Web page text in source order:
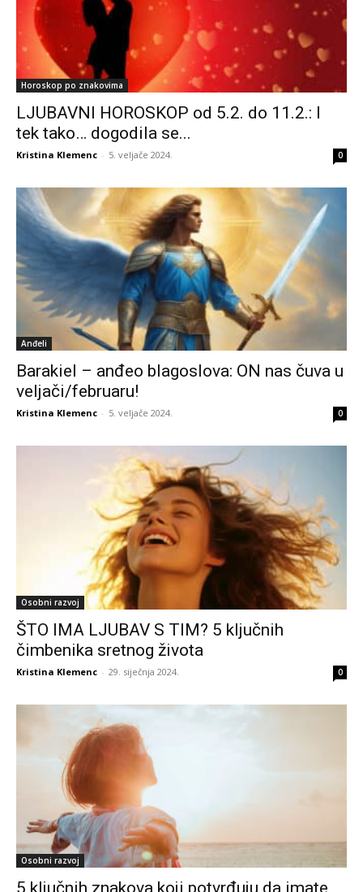
Horoskop po znakovima
LJUBAVNI HOROSKOP od 5.2. do 11.2.: I
tek tako… dogodila se...
Kristina Klemenc - 5. veljače 2024. 0
Anđeli
Barakiel – anđeo blagoslova: ON nas čuva u
veljači/februaru!
Kristina Klemenc - 5. veljače 2024. 0
Osobni razvoj
ŠTO IMA LJUBAV S TIM? 5 ključnih
čimbenika sretnog života
Kristina Klemenc - 29. siječnja 2024. 0
Osobni razvoj